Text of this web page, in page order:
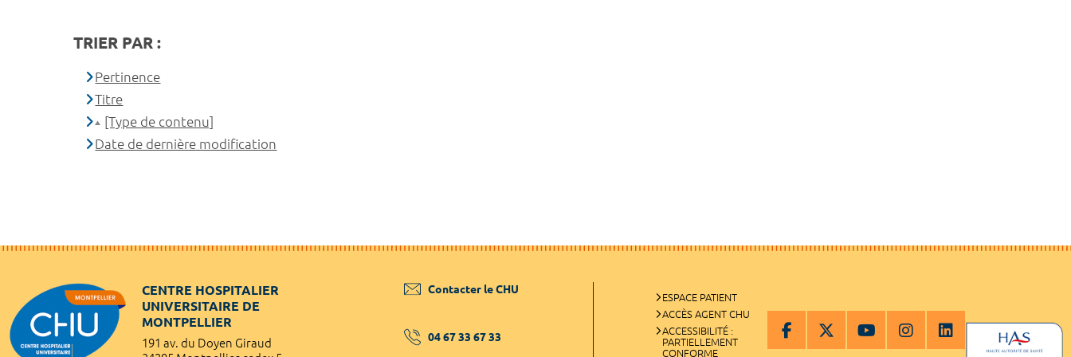
TRIER PAR :
Pertinence
Titre
[Type de contenu]
Date de dernière modification
CENTRE HOSPITALIER
UNIVERSITAIRE DE
MONTPELLIER
191 av. du Doyen Giraud
Contacter le CHU
04 67 33 67 33
ESPACE PATIENT
ACCÈS AGENT CHU
ACCESSIBILITÉ :
PARTIELLEMENT
CONFORME